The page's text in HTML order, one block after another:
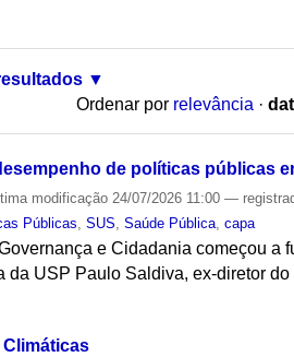
Ordenar por relevância ·
de políticas públicas
modificação 24/07/2026 11:00—
Públicas,SUS,Saúde Pública,capa
e Cidadania começou a
USP Paulo Saldiva, ex-diretor do
Climáticas